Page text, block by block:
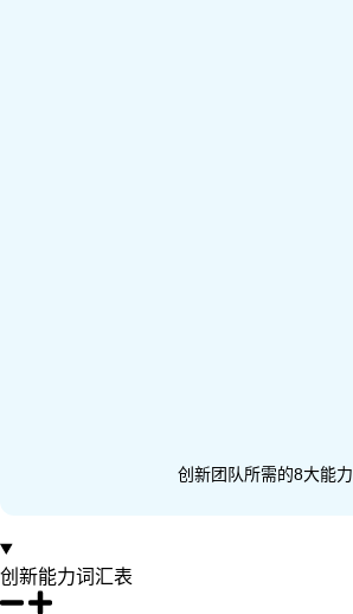
创新团队所需的8大能力
创新能力词汇表